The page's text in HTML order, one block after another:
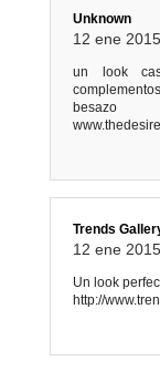
Unknown
12 ene
un look
besazo
Trends
12 ene
Un look
http://